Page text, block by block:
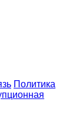
Политика